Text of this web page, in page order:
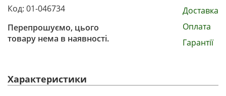
Код: 01-046734
Перепрошуємо, цього
товару нема в наявності.
Доставка
Оплата
Гарантії
Характеристики